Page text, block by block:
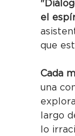
el
que
Cada
una
largo
lo